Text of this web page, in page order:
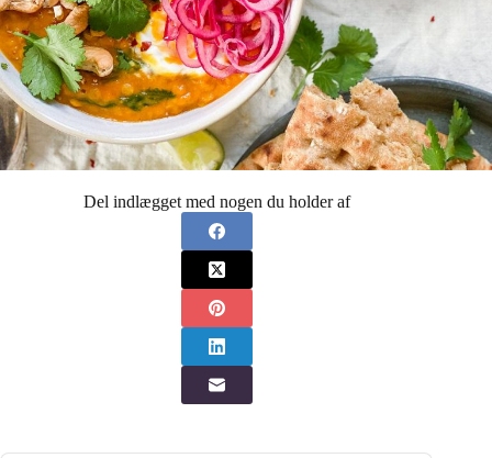
Del indlægget med nogen du holder af